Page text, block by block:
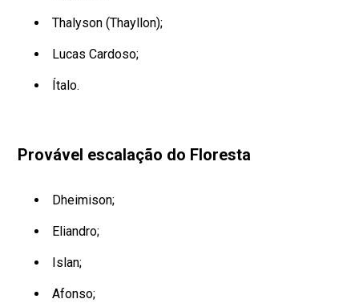
Thalyson (Thayllon);
Lucas Cardoso;
Ítalo.
Provável escalação do Floresta
Dheimison;
Eliandro;
Islan;
Afonso;